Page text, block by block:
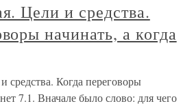
Цели и средства.
начинать, а когда
средства. Когда переговоры
7.1. Вначале было слово: для чего